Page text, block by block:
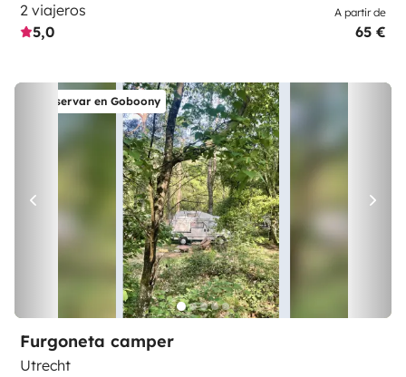
2 viajeros
5,0
A partir de
65 €
Reservar en Goboony
Furgoneta camper
Utrecht